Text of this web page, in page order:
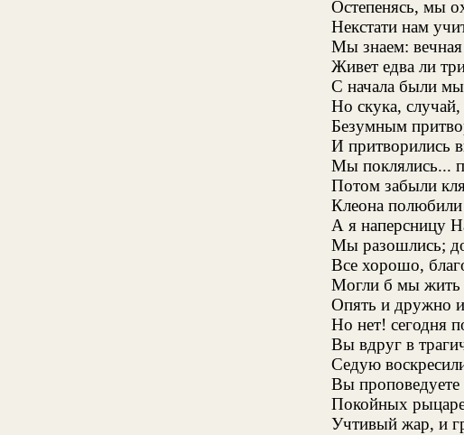
Остепенясь, мы
Некстати нам
Мы знаем:
Живет едва ли
С начала были
Но скука,
Безумным
И притворились
Мы поклялись...
Потом забыли
Клеона
А я наперсницу
Мы разошлись;
Все хорошо,
Могли б мы жить
Опять и дружно
Но нет! сегодня
Вы вдруг в
Седую
Вы проповедуете
Покойных
Учтивый жар, и